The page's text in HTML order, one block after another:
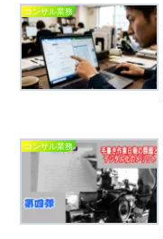
コンサル業務
コンサル業務